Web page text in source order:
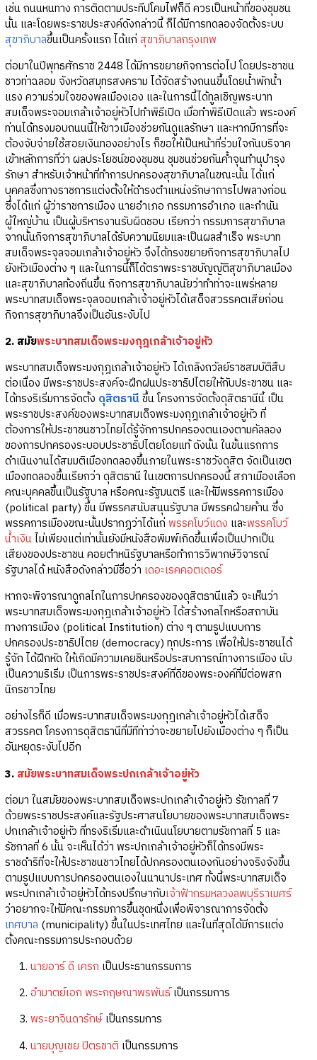
เช่น ถนนหนทาง การติดตามประทีปโคมไฟก็ดี ควรเป็นหน้าที่ของชุมชน
นั้น และโดยพระราชประสงค์ดังกล่าวนี้ ก็ได้มีการทดลองจัดตั้งระบบ
สุขาภิบาลขึ้นเป็นครั้งแรก ได้แก่ สุขาภิบาลกรุงเทพ
ต่อมาในปีพุทธศักราช 2448 ได้มีการขยายกิจการต่อไป โดยประชาชน
ชาวท่าฉลอม จังหวัดสมุทรสงคราม ได้จัดสร้างถนนขึ้นโดยน้ำพักน้ำ
แรง ความร่วมใจของพลเมืองเอง และในการนี้ได้ทูลเชิญพระบาท
สมเด็จพระจอมเกล้าเจ้าอยู่หัวไปทำพิธีเปิด เมื่อทำพิธีเปิดแล้ว พระองค์
ท่านได้ทรงมอบถนนนี้ให้ชาวเมืองช่วยกันดูแลรักษา และหากมีการที่จะ
ต้องจับจ่ายใช้สอยเงินทองอย่างไร ก็ขอให้เป็นหน้าที่ร่วมใจกันบริจาค
เข้าหลักการที่ว่า ผลประโยชน์ของชุมชน ชุมชนช่วยกันค้ำจุนทำนุบำรุง
รักษา สำหรับเจ้าหน้าที่ทำการปกครองสุขาภิบาลในขณะนั้น ได้แก่
บุคคลซึ่งทางราชการแต่งตั้งให้ดำรงตำแหน่งรักษาการไปพลางก่อน
ซึ่งได้แก่ ผู้ว่าราชการเมือง นายอำเภอ กรรมการอำเภอ และกำนัน
ผู้ใหญ่บ้าน เป็นผู้บริหารงานรับผิดชอบ เรียกว่า กรรมการสุขาภิบาล
จากนั้นกิจการสุขาภิบาลได้รับความนิยมและเป็นผลสำเร็จ พระบาท
สมเด็จพระจุลจอมเกล้าเจ้าอยู่หัว จึงได้ทรงขยายกิจการสุขาภิบาลไป
ยังหัวเมืองต่าง ๆ และในการนี้ก็ได้ตราพระราชบัญญัติสุขาภิบาลเมือง
และสุขาภิบาลท้องถิ่นขึ้น กิจการสุขาภิบาลนัยว่าทำท่าจะแพร่หลาย
พระบาทสมเด็จพระจุลจอมเกล้าเจ้าอยู่หัวได้เสด็จสวรรคตเสียก่อน
กิจการสุขาภิบาลจึงเป็นอันระงับไป
2. สมัยพระบาทสมเด็จพระมงกุฎเกล้าเจ้าอยู่หัว
พระบาทสมเด็จพระมงกุฎเกล้าเจ้าอยู่หัว ได้เถลิงถวัลย์ราชสมบัติสืบ
ต่อเนื่อง มีพระราชประสงค์จะฝึกฝนประชาธิปไตยให้กับประชาชน และ
ได้ทรงริเริ่มการจัดตั้ง ดุสิตธานี ขึ้น โครงการจัดตั้งดุสิตธานีนี้ เป็น
พระราชประสงค์ของพระบาทสมเด็จพระมงกุฎเกล้าเจ้าอยู่หัว ที่
ต้องการให้ประชาชนชาวไทยได้รู้จักการปกครองตนเองตามคัลลอง
ของการปกครองระบอบประชาธิปไตยโดยแท้ ดังนั้น ในขั้นแรกการ
ดำเนินงานได้สมมติเมืองทดลองขึ้นภายในพระราชวังดุสิต จัดเป็นเขต
เมืองทดลองขึ้นเรียกว่า ดุสิตธานี ในเขตการปกครองนี้ สภาเมืองเลือก
คณะบุคคลขึ้นเป็นรัฐบาล หรือคณะรัฐมนตรี และให้มีพรรคการเมือง
(political party) ขึ้น มีพรรคสนับสนุนรัฐบาล มีพรรคฝ่ายค้าน ซึ่ง
พรรคการเมืองขณะนั้นปรากฏว่าได้แก่ พรรคโบว์แดง และพรรคโบว์
น้ำเงินไม่เพียงแต่เท่านั้นยังมีหนังสือพิมพ์เกิดขึ้นเพื่อเป็นปากเป็น
เสียงของประชาชน คอยตำหนิรัฐบาลหรือทำการวิพากษ์วิจารณ์
รัฐบาลได้ หนังสือดังกล่าวมีชื่อว่า เดอะเรคคอตเดอร์
หากจะพิจารณาดูกลไกในการปกครองของดุสิตธานีแล้ว จะเห็นว่า
พระบาทสมเด็จพระมงกุฎเกล้าเจ้าอยู่หัว ได้สร้างกลไกหรือสถาบัน
ทางการเมือง (political Institution) ต่าง ๆ ตามรูปแบบการ
ปกครองประชาธิปไตย (democracy) ทุกประการ เพื่อให้ประชาชนได้
รู้จัก ได้ฝึกหัด ให้เกิดมีความเคยชินหรือประสบการณ์ทางการเมือง นับ
เป็นความริเริ่ม เป็นการพระราชประสงค์ที่ดีของพระองค์ที่มีต่อพสก
นิกรชาวไทย
อย่างไรก็ดี เมื่อพระบาทสมเด็จพระมงกุฎเกล้าเจ้าอยู่หัวได้เสด็จ
สวรรคต โครงการดุสิตธานีที่มีทีท่าว่าจะขยายไปยังเมืองต่าง ๆ ก็เป็น
อันหยุดระงับไปอีก
3. สมัยพระบาทสมเด็จพระปกเกล้าเจ้าอยู่หัว
ต่อมา ในสมัยของพระบาทสมเด็จพระปกเกล้าเจ้าอยู่หัว รัชกาลที่ 7
ด้วยพระราชประสงค์และรัฐประศาสนโยบายของพระบาทสมเด็จพระ
ปกเกล้าเจ้าอยู่หัว ที่ทรงริเริ่มและดำเนินนโยบายตามรัชกาลที่ 5 และ
รัชกาลที่ 6 นั้น จะเห็นได้ว่า พระปกเกล้าเจ้าอยู่หัวก็ได้ทรงมีพระ
ราชดำริที่จะให้ประชาชนชาวไทยได้ปกครองตนเองกันอย่างจริงจังขึ้น
ตามรูปแบบการปกครองตนเองในนานาประเทศ ทั้งนี้พระบาทสมเด็จ
พระปกเกล้าเจ้าอยู่หัวได้ทรงปรึกษากับเจ้าฟ้ากรมหลวงลพบุรีราเมศร์
ว่าอยากจะให้มีคณะกรรมการขึ้นชุดหนึ่งเพื่อพิจารณาการจัดตั้ง
เทศบาล (municipality) ขึ้นในประเทศไทย และในที่สุดได้มีการแต่ง
ตั้งคณะกรรมการประกอบด้วย
1. นายอาร์ ดี เครก เป็นประธานกรรมการ
2. อำมาตย์เอก พระกฤษณาพรพันธ์เป็นกรรมการ
3. พระยาจินดารักษ์เป็นกรรมการ
4. นายบุญเชย ปิตรชาติ เป็นกรรมการ